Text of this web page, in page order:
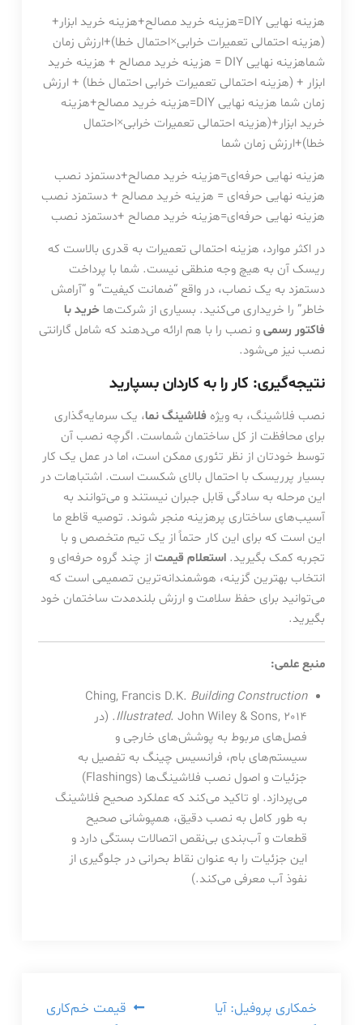
هزینه نهایی DIY=هزینه خرید مصالح+هزینه خرید ابزار+
(هزینه احتمالی تعمیرات خرابی×احتمال خطا)+ارزش زمان
شماهزینه نهایی DIY = هزینه خرید مصالح + هزینه خرید
ابزار + (هزینه احتمالی تعمیرات خرابی احتمال خطا) + ارزش
زمان شما هزینه نهایی DIY
=هزینه خرید مصالح+هزینه
خرید ابزار+
(هزینه احتمالی تعمیرات خرابی×احتمال
خطا)
+ارزش زمان شما
هزینه نهایی حرفه‌ای=هزینه خرید مصالح+دستمزد نصب
هزینه نهایی حرفه‌ای = هزینه خرید مصالح + دستمزد نصب
هزینه نهایی حرفه‌ای=هزینه خرید مصالح +دستمزد نصب
در اکثر موارد، هزینه احتمالی تعمیرات به قدری بالاست که
ریسک آن به هیچ وجه منطقی نیست. شما با پرداخت
دستمزد به یک نصاب، در واقع “ضمانت کیفیت” و “آرامش
خاطر” را خریداری می‌کنید. بسیاری از شرکت‌ها خرید با
فاکتور رسمیو نصب را با هم ارائه می‌دهند که شامل گارانتی
نصب نیز می‌شود.
نتیجه‌گیری: کار را به کاردان بسپارید
نصب فلاشینگ، به ویژه فلاشینگ نما، یک سرمایه‌گذاری
برای محافظت از کل ساختمان شماست. اگرچه نصب آن
توسط خودتان از نظر تئوری ممکن است، اما در عمل یک کار
بسیار پرریسک با احتمال بالای شکست است. اشتباهات در
این مرحله به سادگی قابل جبران نیستند و می‌توانند به
آسیب‌های ساختاری پرهزینه منجر شوند. توصیه قاطع ما
این است که برای این کار حتماً از یک تیم متخصص و با
تجربه کمک بگیرید. استعلام قیمتاز چند گروه حرفه‌ای و
انتخاب بهترین گزینه، هوشمندانه‌ترین تصمیمی است که
می‌توانید برای حفظ سلامت و ارزش بلندمدت ساختمان خود
بگیرید.
منبع علمی:
Ching, Francis D.K. Building Construction
Illustrated. John Wiley & Sons, 2014. (در
فصل‌های مربوط به پوشش‌های خارجی و
سیستم‌های بام، فرانسیس چینگ به تفصیل به
جزئیات و اصول نصب فلاشینگ‌ها (Flashings)
می‌پردازد. او تاکید می‌کند که عملکرد صحیح فلاشینگ
به طور کامل به نصب دقیق، همپوشانی صحیح
قطعات و آب‌بندی بی‌نقص اتصالات بستگی دارد و
این جزئیات را به عنوان نقاط بحرانی در جلوگیری از
نفوذ آب معرفی می‌کند.)
راهبری
قیمت خم‌کاری
خمکاری پروفیل: آیا